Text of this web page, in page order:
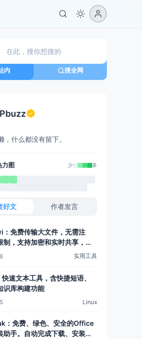
内 搜全网
，什么都没有留下。
力图 少 多
好文 作者发言
免费传输大文件，无需注
制，支持加密和实时共享，还
件夹功能
实用工具
速文本工具，含快捷短语、
识库构建功能
Linux
：免费、绿色、安全的Office
助手。自动完成下载、安装和